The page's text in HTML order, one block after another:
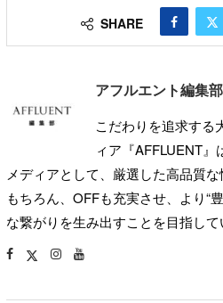
SHARE
アフルエント編集部
こだわりを追求する
ィア『AFFLUENT
メディアとして、厳選した高品質
もちろん、OFFも充実させ、より“
な繋がりを生み出すことを目指して